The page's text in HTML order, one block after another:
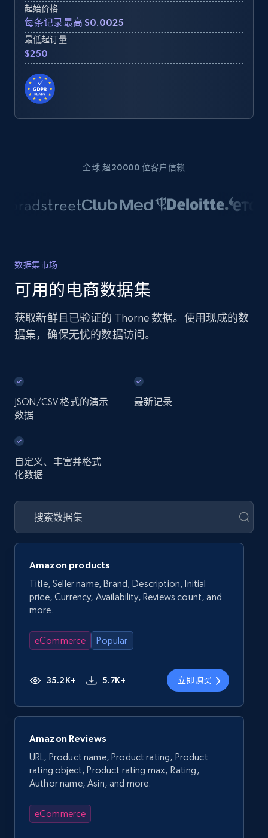
起始价格
每条记录最高 $0.0025
最低起订量
$250
全球 超20000 位客户信赖
数据集市场
可用的电商数据集
获取新鲜且已验证的 Thorne 数据。使用现成的数
据集，确保无忧的数据访问。
JSON/CSV 格式的演示
数据
最新记录
自定义、丰富并格式
化数据
Amazon products
Title, Seller name, Brand, Description, Initial
price, Currency, Availability, Reviews count, and
more.
eCommerce Popular
35.2K+ 5.7K+ 立即购买
Amazon Reviews
URL, Product name, Product rating, Product
rating object, Product rating max, Rating,
Author name, Asin, and more.
eCommerce